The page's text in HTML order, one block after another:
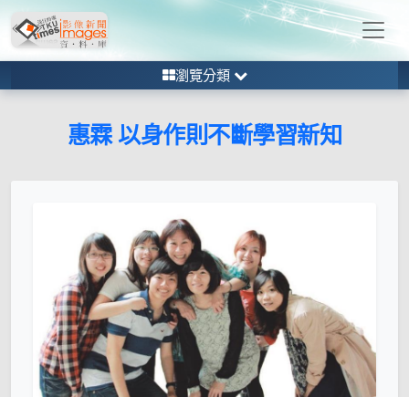
瀏覽分類
惠霖 以身作則不斷學習新知